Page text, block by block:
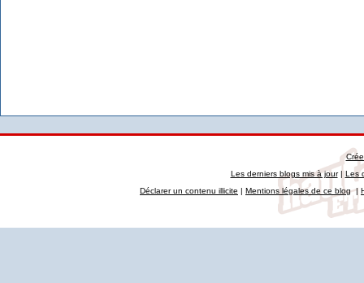
Les derniers blogs mis à jour|Les
Déclarer un contenu illicite | Mentions légales de ce blog|